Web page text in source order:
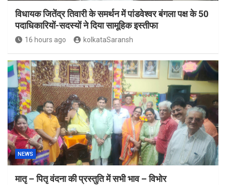
विधायक जितेंद्र तिवारी के समर्थन में पांडवेश्वर बंगला पक्ष के 50
पदाधिकारियों-सदस्यों ने दिया सामूहिक इस्तीफा
16 hours ago kolkataSaransh
NEWS
मातृ – पितृ वंदना की प्रस्तुति में सभी भाव – विभोर